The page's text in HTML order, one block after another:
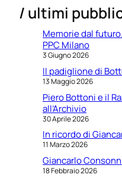
/ ultimi
Memorie dal
PPC Milano
3 Giugno 2026
Il padiglione di
13 Maggio 2026
Piero Bottoni e il
all’Archivio
30 Aprile 2026
In ricordo di
11 Marzo 2026
Giancarlo
18 Febbraio 2026